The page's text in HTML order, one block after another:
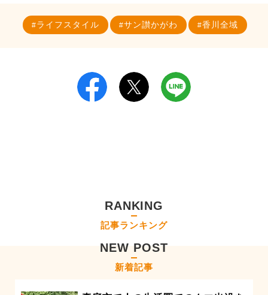
ライフスタイル サン讃かがわ 香川全域
RANKING
記事ランキング
NEW POST
新着記事